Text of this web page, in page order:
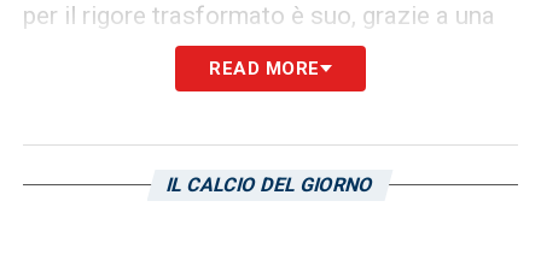
per il rigore trasformato è suo, grazie a una
giocata che liberaTjas Begic, steso in area
. Dal dischetto l’ex Palermo non
READ MORE
IL CALCIO DEL GIORNO